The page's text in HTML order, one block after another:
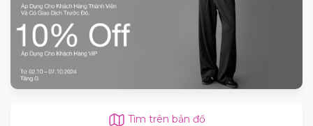
Tìm trên bản đồ